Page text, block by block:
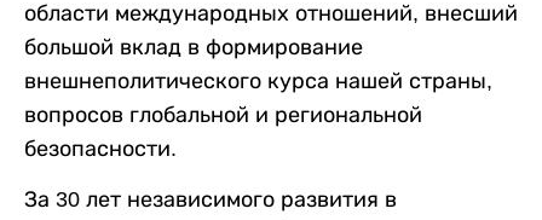
области международных отношений, внесший
большой вклад в формирование
внешнеполитического курса нашей страны,
вопросов глобальной и региональной
безопасности.
За 30 лет независимого развития в